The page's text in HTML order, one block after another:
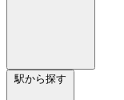
駅から探す